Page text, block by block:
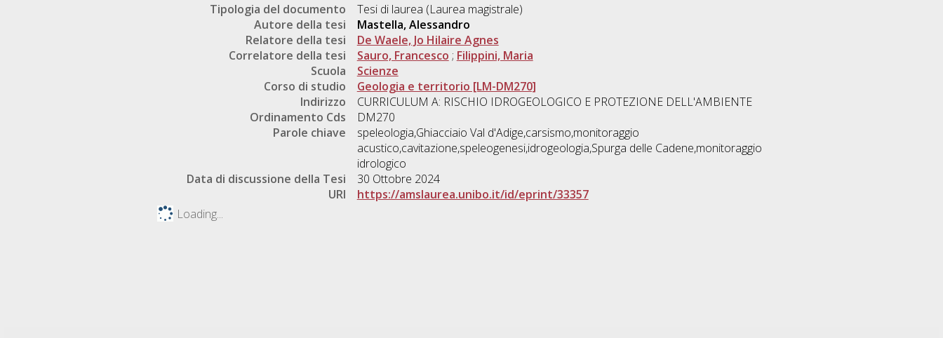
Tipologia del documento
Tesi di laurea (Laurea magistrale)
Autore della tesi
Mastella, Alessandro
Relatore della tesi
De Waele, Jo Hilaire Agnes
Correlatore della tesi
Sauro, Francesco ; Filippini, Maria
Scuola
Scienze
Corso di studio
Geologia e territorio [LM-DM270]
Indirizzo
CURRICULUM A: RISCHIO IDROGEOLOGICO E PROTEZIONE DELL'AMBIENTE
Ordinamento Cds
DM270
Parole chiave
speleologia,Ghiacciaio Val d'Adige,carsismo,monitoraggio
acustico,cavitazione,speleogenesi,idrogeologia,Spurga delle Cadene,monitoraggio
idrologico
Data di discussione della Tesi
30 Ottobre 2024
URI
https://amslaurea.unibo.it/id/eprint/33357
Loading...